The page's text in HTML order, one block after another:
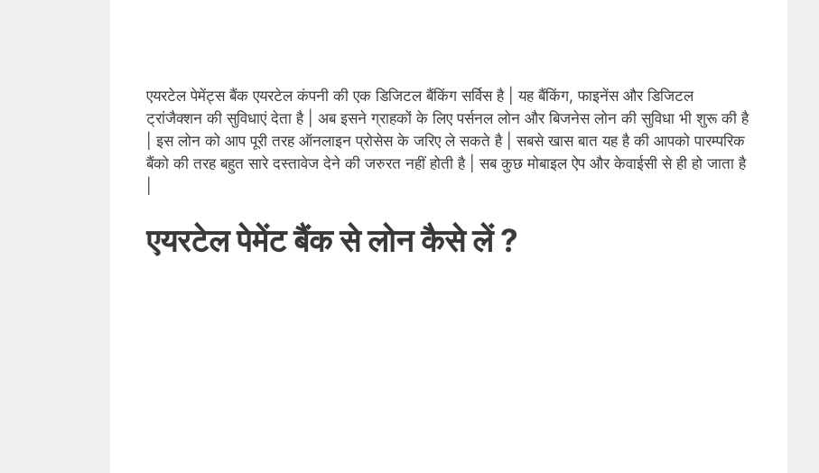
एयरटेल पेमेंट्स बैंक एयरटेल कंपनी की एक डिजिटल बैंकिंग सर्विस है | यह बैंकिंग, फाइनेंस और डिजिटल
ट्रांजैक्शन की सुविधाएं देता है | अब इसने ग्राहकों के लिए पर्सनल लोन और बिजनेस लोन की सुविधा भी शुरू की है
| इस लोन को आप पूरी तरह ऑनलाइन प्रोसेस के जरिए ले सकते है | सबसे खास बात यह है की आपको पारम्परिक
बैंको की तरह बहुत सारे दस्तावेज देने की जरुरत नहीं होती है | सब कुछ मोबाइल ऐप और केवाईसी से ही हो जाता है
एयरटेल पेमेंट बैंक से लोन कैसे लें ?